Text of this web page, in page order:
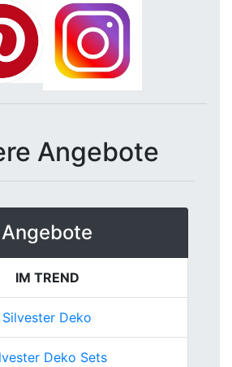
Angebote
Angebote
IM TREND
Silvester Deko
Deko Sets